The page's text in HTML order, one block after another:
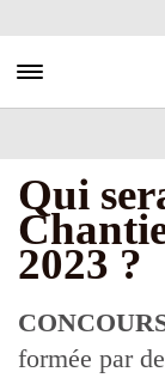
au
principal
Toggle navigation
Qui
2023 ?
formée par